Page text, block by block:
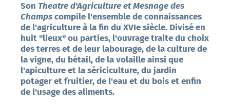
Son Theatre d'Agriculture et Mesnage des
Champscompile l'ensemble de connaissances
de l'agriculture à la fin du XVIe siècle. Divisé en
huit "lieux" ou parties, l'ouvrage traite du choix
des terres et de leur labourage, de la culture de
la vigne, du bétail, de la volaille ainsi que
l'apiculture et la sériciculture, du jardin
potager et fruitier, de l'eau et du bois et enfin
de l'usage des aliments.